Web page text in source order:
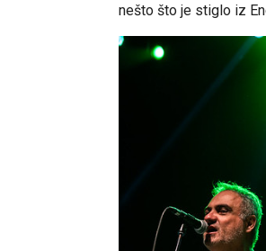
nešto što je stiglo iz